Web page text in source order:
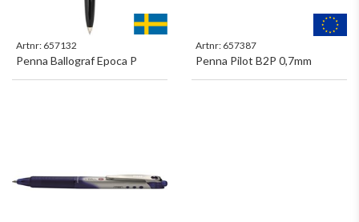
Artnr: 657132
Penna Ballograf Epoca P
Artnr: 657387
Penna Pilot B2P 0,7mm